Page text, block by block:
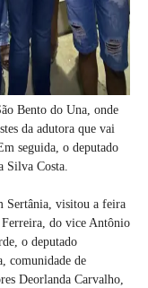
Bento do Una, onde
da adutora que vai
seguida, o deputado
Silva Costa.
Sertânia, visitou a feira
do vice Antônio
o deputado
comunidade de
Deorlanda Carvalho,